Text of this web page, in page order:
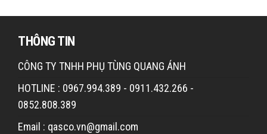
THÔNG TIN
CÔNG TY TNHH PHỤ TÙNG QUANG ÁNH
HOTLINE : 0967.994.389 - 0911.432.266 -
0852.808.389
Email : qasco.vn@gmail.com